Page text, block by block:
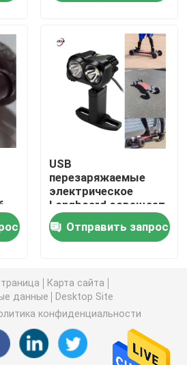
велосипеда
приведенный
лазера
велосипеда
акваланга
USB
перезаряжаемые
электрическое
Longboard освещает
600 люменов с
литий-ионным
аккумулятором
Отправить запрос
Карта сайта
данные
Desktop Site
конфиденциальности